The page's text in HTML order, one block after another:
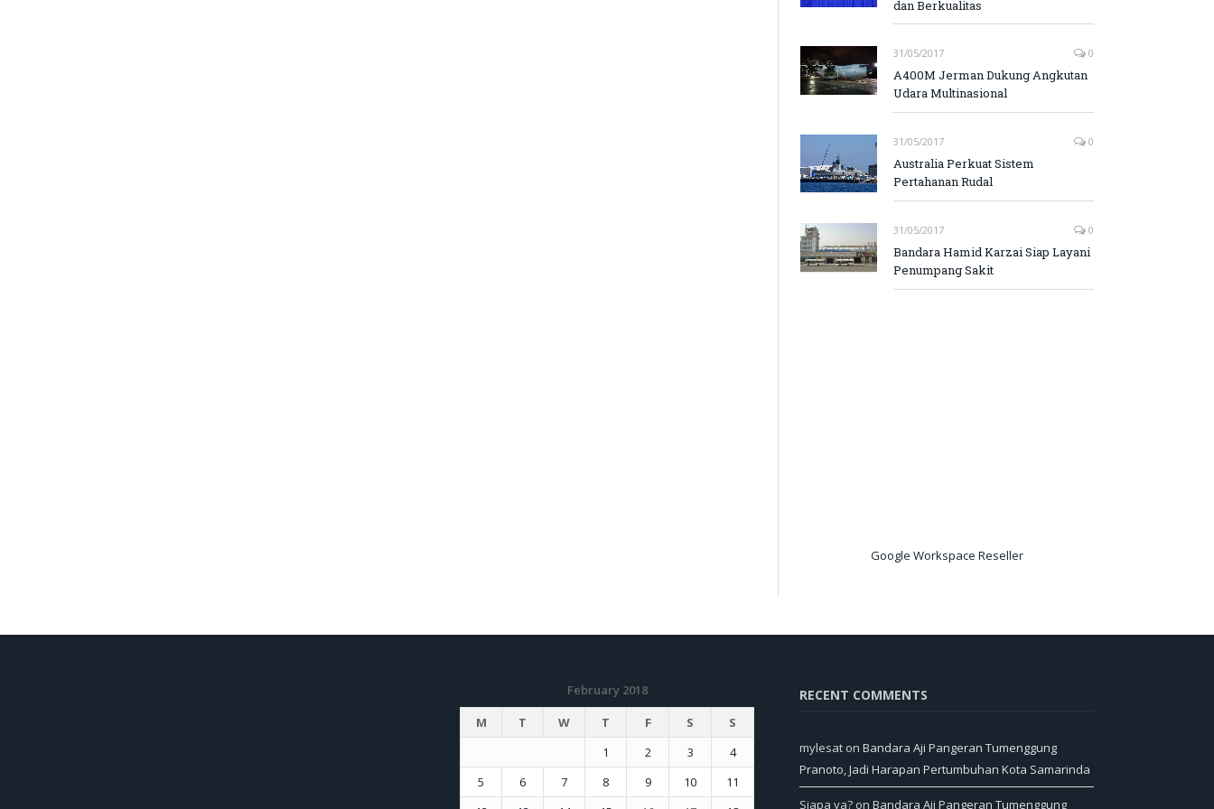
dan Berkualitas
31/05/2017 0
A400M Jerman Dukung Angkutan
Udara Multinasional
31/05/2017 0
Australia Perkuat Sistem
Pertahanan Rudal
31/05/2017 0
Bandara Hamid Karzai Siap Layani
Penumpang Sakit
Google Workspace Reseller
February 2018
M
T W T F S
S
1
2 3
4
5
6 7 8 9 10
11
RECENT COMMENTS
mylesat on Bandara Aji Pangeran Tumenggung
Pranoto, Jadi Harapan Pertumbuhan Kota Samarinda
Siapa ya? on Bandara Aji Pangeran Tumenggung